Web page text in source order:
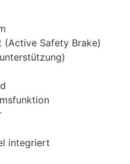
Safety Brake)
integriert